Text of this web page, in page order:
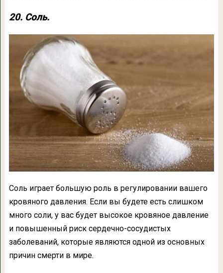
20. Соль.
Соль играет большую роль в регулировании вашего
кровяного давления. Если вы будете есть слишком
много соли, у вас будет высокое кровяное давление
и повышенный риск сердечно-сосудистых
заболеваний, которые являются одной из основных
причин смерти в мире.